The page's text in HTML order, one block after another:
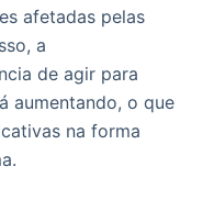
afetadas pelas
a
de agir para
aumentando, o que
na forma